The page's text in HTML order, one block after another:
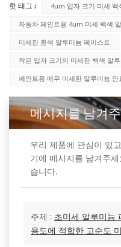
핫 태그 :
4um 입자 크기 미세 백
자동차 페인트용 4um 미세 백색
미세한 흰색 알루미늄 페이스트
작은 입자 크기의 미세한 백색 알
페인트용 매우 미세한 알루미늄 안
메시지를 남겨
우리 제품에 관심이 있
기에 메시지를 남겨주
습니다.
주제 : 초미세 알루미늄
용도에 적합한 고순도